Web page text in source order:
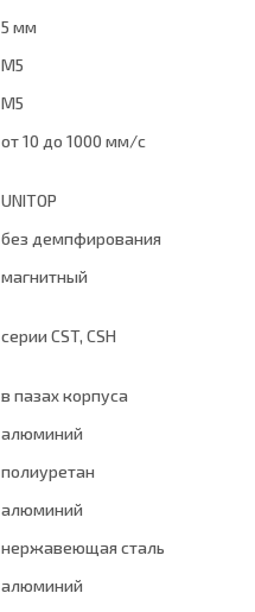
5 мм
M5
M5
от 10 до 1000 мм/с
UNITOP
без демпфирования
магнитный
серии CST, CSH
в пазах корпуса
алюминий
полиуретан
алюминий
нержавеющая сталь
алюминий